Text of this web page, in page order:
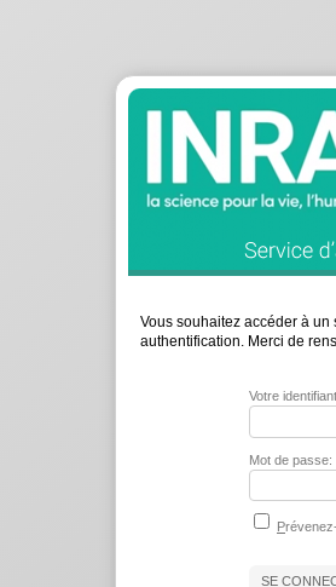
Vous souhaitez accéder à
authentification. Merci de
Votre
Mot de passe:
P